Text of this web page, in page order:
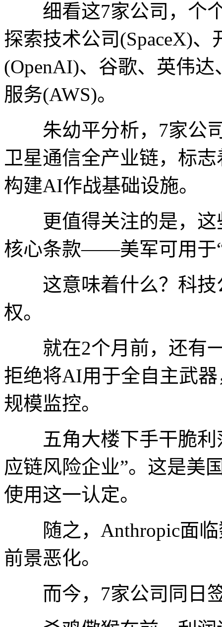
细看这7家公司，个个
探索技术公司(SpaceX)
(OpenAI)、谷歌、英伟
服务(AWS)。
朱幼平分析，7家公司
卫星通信全产业链，标
构建AI作战基础设施。
更值得关注的是，这
核心条款——美军可用于
这意味着什么？科技
权。
就在2个月前，还有一
拒绝将AI用于全自主武
规模监控。
五角大楼下手干脆利
应链风险企业”。这是美
使用这一认定。
随之，Anthropic面临
前景恶化。
而今，7家公司同日签